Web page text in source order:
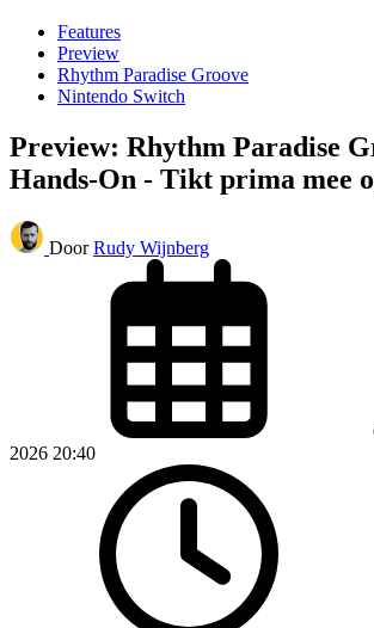
Features
Preview
Rhythm Paradise Groove
Nintendo Switch
Preview: Rhythm Paradise
Hands-On - Tikt prima mee
Door Rudy Wijnberg
2026 20:40